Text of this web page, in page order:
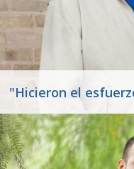
"Hicieron el